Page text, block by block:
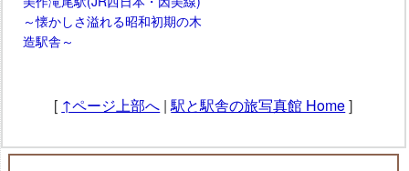
～懐かしさ溢れる昭和初期の木
造駅舎～
[ ↑ページ上部へ |駅と駅舎の旅写真館 Home]